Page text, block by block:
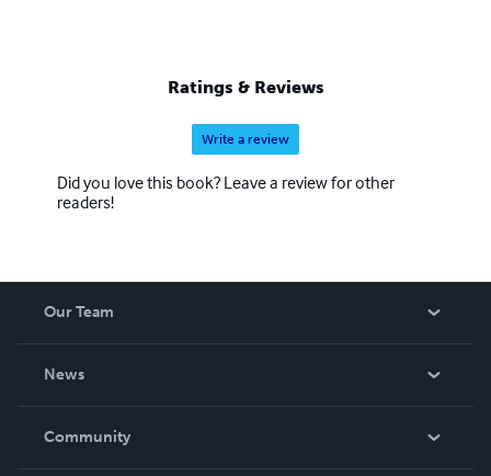
Ratings & Reviews
Write a review
Did you love this book? Leave a review for other
readers!
Our Team
News
In The News
Community